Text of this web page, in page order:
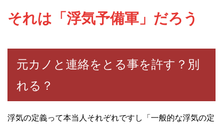
それは「浮気予備軍」だろう
元カノと連絡をとる事を許す？別
れる？
浮気の定義って本当人それぞれですし「一般的な浮気の定